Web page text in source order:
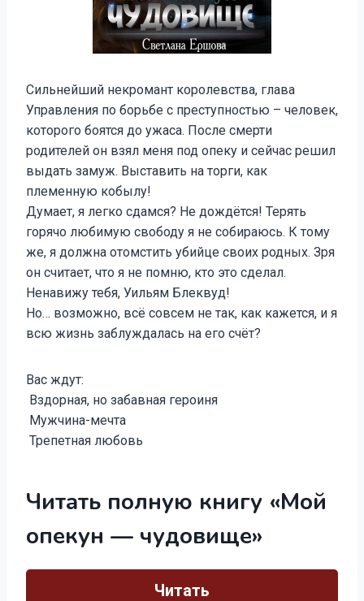
Сильнейший некромант королевства, глава
Управления по борьбе с преступностью – человек,
которого боятся до ужаса. После смерти
родителей он взял меня под опеку и сейчас решил
выдать замуж. Выставить на торги, как
племенную кобылу!
Думает, я легко сдамся? Не дождётся! Терять
горячо любимую свободу я не собираюсь. К тому
же, я должна отомстить убийце своих родных. Зря
он считает, что я не помню, кто это сделал.
Ненавижу тебя, Уильям Блеквуд!
Но… возможно, всё совсем не так, как кажется, и я
всю жизнь заблуждалась на его счёт?
Вас ждут:
Вздорная, но забавная героиня
Мужчина-мечта
Трепетная любовь
Читать полную книгу «Мой
опекун — чудовище»
Читать